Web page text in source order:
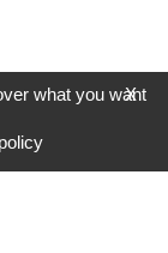
X
what you want